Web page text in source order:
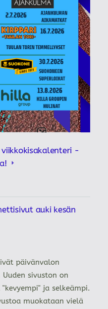
-
auki kesän
päivänvalon
sivuston on
ja selkeämpi.
muokataan vielä